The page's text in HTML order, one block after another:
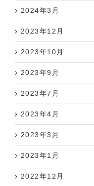
2024年3月
2023年12月
2023年10月
2023年9月
2023年7月
2023年4月
2023年3月
2023年1月
2022年12月